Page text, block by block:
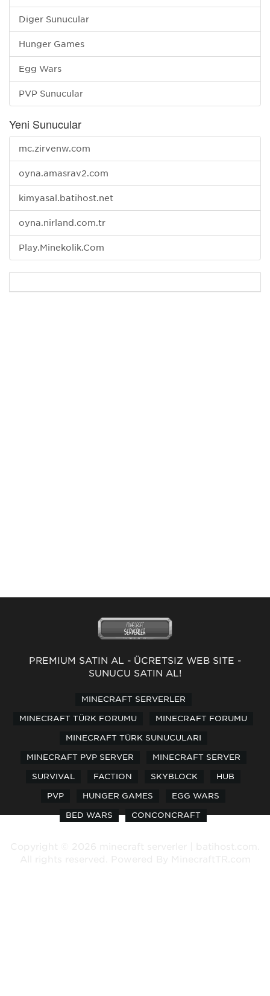
Diğer Sunucular
Hunger Games
Egg Wars
PVP Sunucular
Yeni Sunucular
mc.zirvenw.com
oyna.amasrav2.com
kimyasal.batihost.net
oyna.nirland.com.tr
Play.Minekolik.Com
PREMİUM SATIN AL - ÜCRETSİZ WEB SİTE -
SUNUCU SATIN AL!
MINECRAFT SERVERLER
MINECRAFT TÜRK FORUMU MINECRAFT FORUMU
MINECRAFT TÜRK SUNUCULARI
MINECRAFT PVP SERVER MINECRAFT SERVER
SURVIVAL FACTION SKYBLOCK HUB
PVP HUNGER GAMES EGG WARS
BED WARS CONCONCRAFT